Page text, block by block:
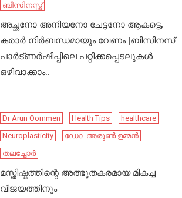
ബിസിനസ്സ്
അച്ഛനോ അനിയനോ ചേട്ടനോ ആകട്ടെ,
കരാർ നിർബന്ധമായും വേണം |ബിസിനസ്
പാർട്ണർഷിപ്പിലെ പറ്റിക്കപ്പെടലുകൾ
ഒഴിവാക്കാം..
Dr Arun Oommen Health Tips
healthcare
Neuroplasticity
ഡോ .അരുൺ ഉമ്മൻ
തലച്ചോർ
മസ്തിഷ്കത്തിന്റെ അത്ഭുതകരമായ മികച്ച
വിജയത്തിനും